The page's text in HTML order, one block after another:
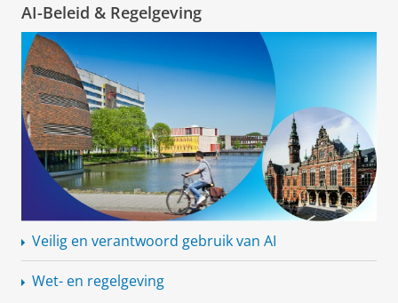
AI-Beleid & Regelgeving
Veilig en verantwoord gebruik van AI
Wet- en regelgeving